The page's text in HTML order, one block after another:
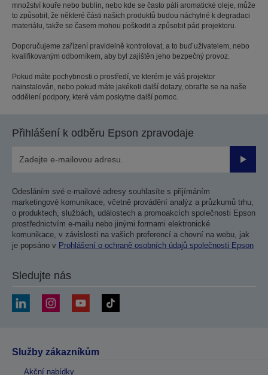
množství kouře nebo bublin, nebo kde se často pálí aromatické oleje, může
to způsobit, že některé části našich produktů budou náchylné k degradaci
materiálu, takže se časem mohou poškodit a způsobit pád projektoru.
Doporučujeme zařízení pravidelně kontrolovat, a to buď uživatelem, nebo
kvalifikovaným odborníkem, aby byl zajištěn jeho bezpečný provoz.
Pokud máte pochybnosti o prostředí, ve kterém je váš projektor
nainstalován, nebo pokud máte jakékoli další dotazy, obraťte se na naše
oddělení podpory, které vám poskytne další pomoc.
Přihlášení k odběru Epson zpravodaje
Odesláním své e-mailové adresy souhlasíte s přijímáním
marketingové komunikace, včetně provádění analýz a průzkumů trhu,
o produktech, službách, událostech a promoakcích společnosti Epson
prostřednictvím e-mailu nebo jinými formami elektronické
komunikace, v závislosti na vašich preferencí a chovní na webu, jak
je popsáno v Prohlášení o ochraně osobních údajů společnosti Epson
Sledujte nás
Služby zákazníkům
Akční nabídky